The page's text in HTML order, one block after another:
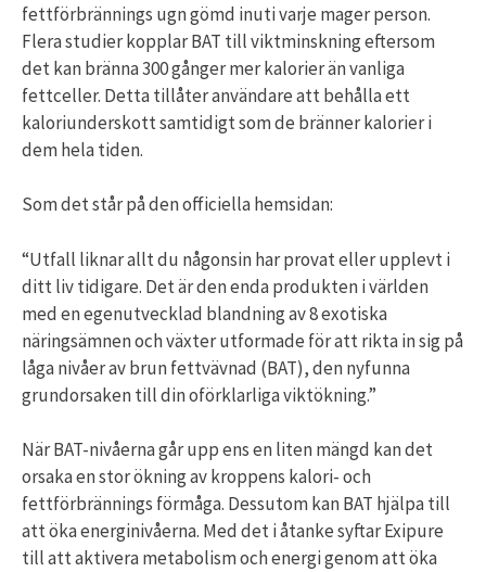
fettförbrännings ugn gömd inuti varje mager person.
Flera studier kopplar BAT till viktminskning eftersom
det kan bränna 300 gånger mer kalorier än vanliga
fettceller. Detta tillåter användare att behålla ett
kaloriunderskott samtidigt som de bränner kalorier i
dem hela tiden.
Som det står på den officiella hemsidan:
“Utfall liknar allt du någonsin har provat eller upplevt i
ditt liv tidigare. Det är den enda produkten i världen
med en egenutvecklad blandning av 8 exotiska
näringsämnen och växter utformade för att rikta in sig på
låga nivåer av brun fettvävnad (BAT), den nyfunna
grundorsaken till din oförklarliga viktökning.”
När BAT-nivåerna går upp ens en liten mängd kan det
orsaka en stor ökning av kroppens kalori- och
fettförbrännings förmåga. Dessutom kan BAT hjälpa till
att öka energinivåerna. Med det i åtanke syftar Exipure
till att aktivera metabolism och energi genom att öka